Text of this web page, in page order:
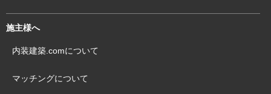
施主様へ
内装建築.comについて
マッチングについて